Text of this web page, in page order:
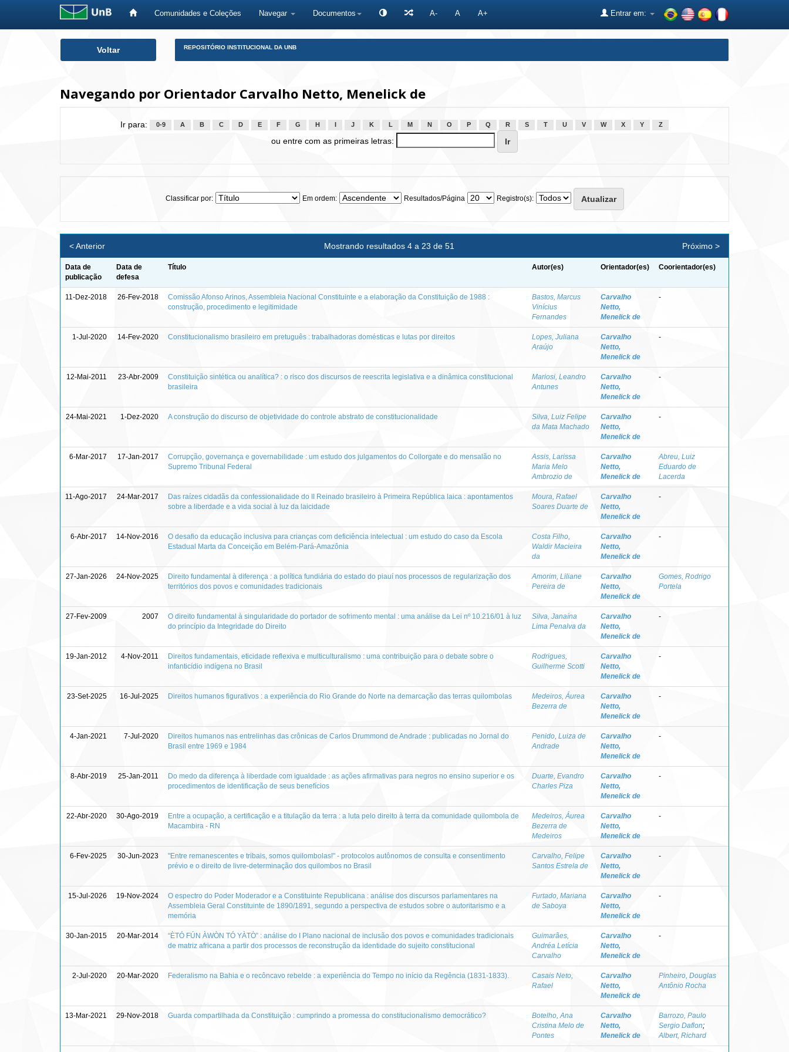
Comunidades e Coleções Navegar Documentos A- A A+ Entrar em:
Voltar REPOSITÓRIO INSTITUCIONAL DA UNB
Navegando por Orientador Carvalho Netto, Menelick de
Ir para: 0-9 A B C D E F G H J K L M N O P Q R S T U V W X Y Z
ou entre com as primeiras letras:
Classificar por: Em ordem: Resultados/Página Registro(s):
Mostrando resultados 4 a 23 de 51
< Anterior Próximo >
Data de
publicação
Data de
defesa
Título Autor(es) Orientador(es) Coorientador(es)
11-Dez-2018 26-Fev-2018
Comissão Afonso Arinos, Assembleia Nacional Constituinte e a elaboração da Constituição de 1988 :
construção, procedimento e legitimidade
Bastos, Marcus
Vinícius
Fernandes
Carvalho
Netto,
Menelick de
-
1-Jul-2020 14-Fev-2020 Constitucionalismo brasileiro em pretuguês : trabalhadoras domésticas e lutas por direitos
Lopes, Juliana
Araújo
Carvalho
Netto,
Menelick de
-
12-Mai-2011 23-Abr-2009
Constituição sintética ou analítica? : o risco dos discursos de reescrita legislativa e a dinâmica constitucional
brasileira
Mariosi, Leandro
Antunes
Carvalho
Netto,
Menelick de
-
24-Mai-2021 1-Dez-2020 A construção do discurso de objetividade do controle abstrato de constitucionalidade
Silva, Luiz Felipe
da Mata Machado
Carvalho
Netto,
Menelick de
-
6-Mar-2017 17-Jan-2017
Corrupção, governança e governabilidade : um estudo dos julgamentos do Collorgate e do mensalão no
Supremo Tribunal Federal
Assis, Larissa
Maria Melo
Ambrozio de
Carvalho
Netto,
Menelick de
Abreu, Luiz
Eduardo de
Lacerda
11-Ago-2017 24-Mar-2017
Das raízes cidadãs da confessionalidade do II Reinado brasileiro à Primeira República laica : apontamentos
sobre a liberdade e a vida social à luz da laicidade
Moura, Rafael
Soares Duarte de
Carvalho
Netto,
Menelick de
-
6-Abr-2017 14-Nov-2016
O desafio da educação inclusiva para crianças com deficiência intelectual : um estudo do caso da Escola
Estadual Marta da Conceição em Belém-Pará-Amazônia
Costa Filho,
Waldir Macieira
da
Carvalho
Netto,
Menelick de
-
27-Jan-2026 24-Nov-2025
Direito fundamental à diferença : a política fundiária do estado do piauí nos processos de regularização dos
territórios dos povos e comunidades tradicionais
Amorim, Liliane
Pereira de
Carvalho
Netto,
Menelick de
Gomes, Rodrigo
Portela
27-Fev-2009 2007
O direito fundamental à singularidade do portador de sofrimento mental : uma análise da Lei nº 10.216/01 à luz
do princípio da Integridade do Direito
Silva, Janaína
Lima Penalva da
Carvalho
Netto,
Menelick de
-
19-Jan-2012 4-Nov-2011
Direitos fundamentais, eticidade reflexiva e multiculturalismo : uma contribuição para o debate sobre o
infanticídio indígena no Brasil
Rodrigues,
Guilherme Scotti
Carvalho
Netto,
Menelick de
-
23-Set-2025 16-Jul-2025 Direitos humanos figurativos : a experiência do Rio Grande do Norte na demarcação das terras quilombolas
Medeiros, Áurea
Bezerra de
Carvalho
Netto,
Menelick de
-
4-Jan-2021 7-Jul-2020
Direitos humanos nas entrelinhas das crônicas de Carlos Drummond de Andrade : publicadas no Jornal do
Brasil entre 1969 e 1984
Penido, Luiza de
Andrade
Carvalho
Netto,
Menelick de
-
8-Abr-2019 25-Jan-2011
Do medo da diferença à liberdade com igualdade : as ações afirmativas para negros no ensino superior e os
procedimentos de identificação de seus benefícios
Duarte, Evandro
Charles Piza
Carvalho
Netto,
Menelick de
-
22-Abr-2020 30-Ago-2019
Entre a ocupação, a certificação e a titulação da terra : a luta pelo direito à terra da comunidade quilombola de
Macambira - RN
Medeiros, Áurea
Bezerra de
Medeiros
Carvalho
Netto,
Menelick de
-
6-Fev-2025 30-Jun-2023
"Entre remanescentes e tribais, somos quilombolas!" - protocolos autônomos de consulta e consentimento
prévio e o direito de livre-determinação dos quilombos no Brasil
Carvalho, Felipe
Santos Estrela de
Carvalho
Netto,
Menelick de
-
15-Jul-2026 19-Nov-2024
O espectro do Poder Moderador e a Constituinte Republicana : análise dos discursos parlamentares na
Assembleia Geral Constituinte de 1890/1891, segundo a perspectiva de estudos sobre o autoritarismo e a
memória
Furtado, Mariana
de Saboya
Carvalho
Netto,
Menelick de
-
30-Jan-2015 20-Mar-2014
“ÈTÓ FÚN ÀWÒN TÓ YÀTÒ” : análise do I Plano nacional de inclusão dos povos e comunidades tradicionais
de matriz africana a partir dos processos de reconstrução da identidade do sujeito constitucional
Guimarães,
Andréa Letícia
Carvalho
Carvalho
Netto,
Menelick de
-
2-Jul-2020 20-Mar-2020 Federalismo na Bahia e o recôncavo rebelde : a experiência do Tempo no início da Regência (1831-1833).
Casais Neto,
Rafael
Carvalho
Netto,
Menelick de
Pinheiro, Douglas
Antônio Rocha
13-Mar-2021 29-Nov-2018 Guarda compartilhada da Constituição : cumprindo a promessa do constitucionalismo democrático?
Botelho, Ana
Cristina Melo de
Pontes
Carvalho
Netto,
Menelick de
Barrozo, Paulo
Sergio Daflon;
Albert, Richard